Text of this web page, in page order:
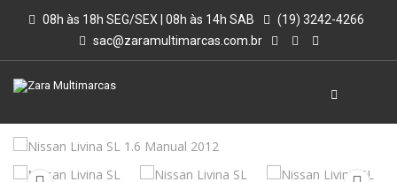
08h às 18h SEG/SEX | 08h às 14h SAB
(19) 3242-4266
sac@zaramultimarcas.com.br